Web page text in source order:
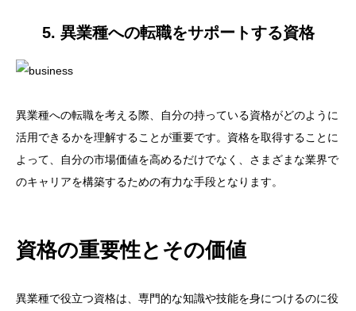
5. 異業種への転職をサポートする資格
異業種への転職を考える際、自分の持っている資格がどのように
活用できるかを理解することが重要です。資格を取得することに
よって、自分の市場価値を高めるだけでなく、さまざまな業界で
のキャリアを構築するための有力な手段となります。
資格の重要性とその価値
異業種で役立つ資格は、専門的な知識や技能を身につけるのに役